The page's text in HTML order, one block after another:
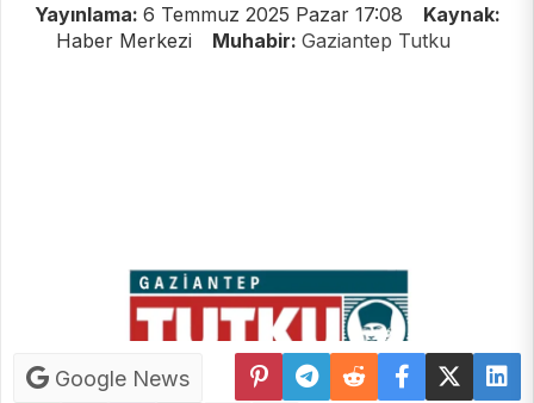
Yayınlama: 6 Temmuz 2025 Pazar 17:08
Kaynak:
Haber Merkezi
Muhabir: Gaziantep Tutku
Google News